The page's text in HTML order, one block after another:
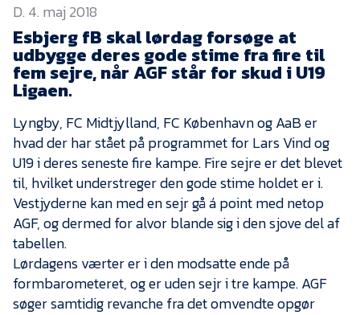
EfB Akademi
Sydvestjysk Fodbold
Partnere
Blue Water Arena
Aktionærinformation
Kontakt
Job i EfB
Presse
D. 4. maj 2018
Esbjerg fB skal lørdag forsøge at
udbygge deres gode stime fra fire til
fem sejre, når AGF står for skud i U19
Ligaen.
Lyngby, FC Midtjylland, FC København og AaB er
hvad der har stået på programmet for Lars Vind og
U19 i deres seneste fire kampe. Fire sejre er det blevet
til, hvilket understreger den gode stime holdet er i.
Vestjyderne kan med en sejr gå á point med netop
AGF, og dermed for alvor blande sig i den sjove del af
tabellen.
Lørdagens værter er i den modsatte ende på
formbarometeret, og er uden sejr i tre kampe. AGF
søger samtidig revanche fra det omvendte opgør